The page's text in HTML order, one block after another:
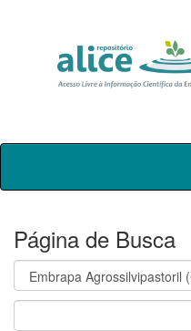
Skip
Página de Busca